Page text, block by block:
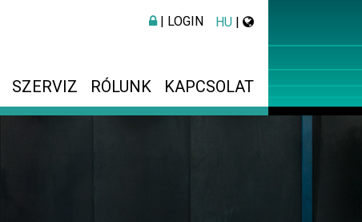
| LOGIN HU |
SZERVIZ RÓLUNK KAPCSOLAT